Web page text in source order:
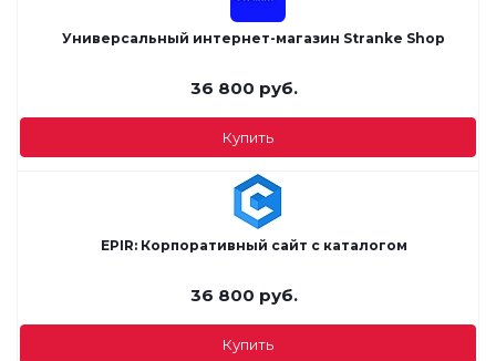
Универсальный интернет-магазин Stranke Shop
36 800 руб.
Купить
EPIR: Корпоративный сайт с каталогом
36 800 руб.
Купить